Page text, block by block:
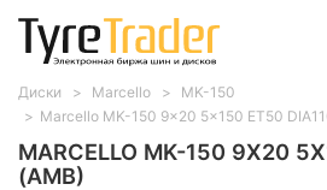
MARCELLO MK-150 9X20
(AMB)
Диски Marcello
MK-150
Marcello MK-150 9x20 5x150 ET50